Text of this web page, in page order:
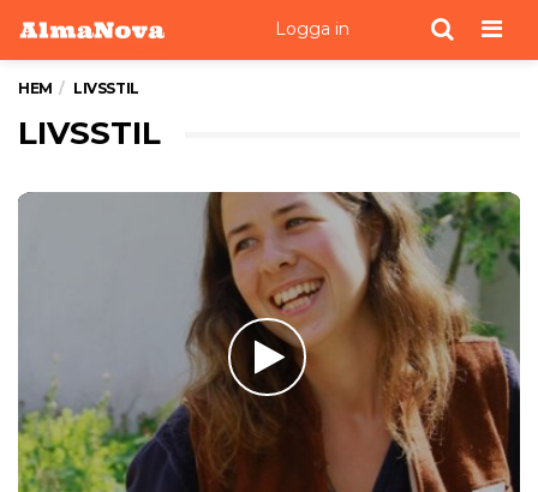
Logga in
HEM LIVSSTIL
LIVSSTIL